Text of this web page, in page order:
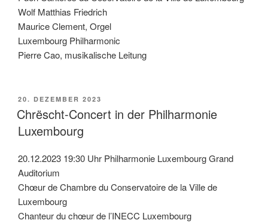
Wolf Matthias Friedrich
Maurice Clement, Orgel
Luxembourg Philharmonic
Pierre Cao, musikalische Leitung
VERÖFFENTLICHT
AM
20. DEZEMBER 2023
Chrëscht-Concert in der Philharmonie
Luxembourg
20.12.2023 19:30 Uhr Philharmonie Luxembourg Grand
Auditorium
Chœur de Chambre du Conservatoire de la Ville de
Luxembourg
Chanteur du chœur de l’INECC Luxembourg